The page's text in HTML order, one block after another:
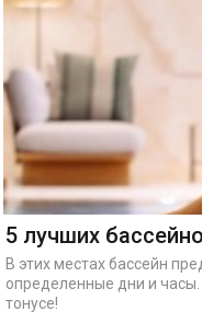
5 лучших
В этих местах бассейн
определенные дни и
тонусе!